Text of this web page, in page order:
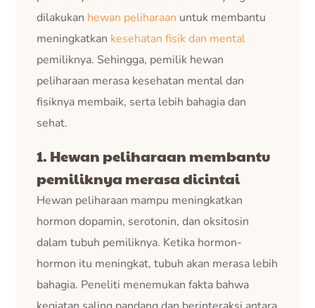
dilakukan hewan peliharaan untuk membantu
meningkatkan kesehatan fisik dan mental
pemiliknya. Sehingga, pemilik hewan
peliharaan merasa kesehatan mental dan
fisiknya membaik, serta lebih bahagia dan
sehat.
1. Hewan peliharaan membantu
pemiliknya merasa dicintai
Hewan peliharaan mampu meningkatkan
hormon dopamin, serotonin, dan oksitosin
dalam tubuh pemiliknya. Ketika hormon-
hormon itu meningkat, tubuh akan merasa lebih
bahagia. Peneliti menemukan fakta bahwa